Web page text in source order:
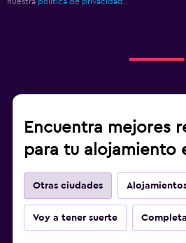
Encuentra mejores
para tu alojamiento
Otras ciudades
Voy a tener suerte